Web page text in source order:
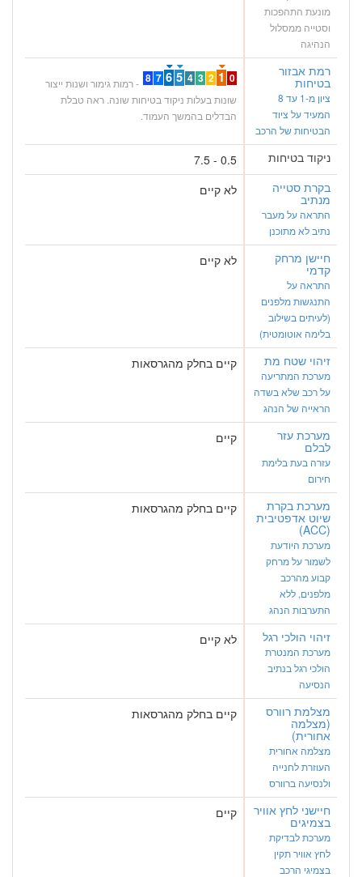
מונעת התהפכות
וסטייה ממסלול
הנהיגה
רמת אבזור
בטיחות
ציון מ-1 עד 8
המעיד על ציוד
הבטיחות של הרכב
0
1
2
3
4
5
6
7
8 - רמות גימור ושנות ייצור
שונות בעלות ניקוד בטיחות שונה. ראה טבלת
הבדלים בהמשך העמוד.
ניקוד בטיחות
0.5 - 7.5
בקרת סטייה
מנתיב
התראה על מעבר
נתיב לא מתוכנן
לא קיים
חיישן מרחק
קדמי
התראה על
התנגשות מלפנים
(לעיתים בשילוב
בלימה אוטומטית)
לא קיים
זיהוי שטח מת
מערכת המתריעה
על רכב שלא בשדה
הראייה של הנהג
קיים בחלק מהגרסאות
מערכת עזר
לבלם
עזרה בעת בלימת
חירום
קיים
מערכת בקרת
שיוט אדפטיבית
(ACC)
מערכת היודעת
לשמור על מרחק
קבוע מהרכב
מלפנים, ללא
התערבות הנהג
קיים בחלק מהגרסאות
זיהוי הולכי רגל
מערכת המנטרת
הולכי רגל בנתיב
הנסיעה
לא קיים
מצלמת רוורס
(מצלמה
אחורית)
מצלמה אחורית
העוזרת לחנייה
ולנסיעה ברוורס
קיים בחלק מהגרסאות
חיישני לחץ אוויר
בצמיגים
מערכת לבדיקת
לחץ אוויר תקין
בצמיגי הרכב
קיים